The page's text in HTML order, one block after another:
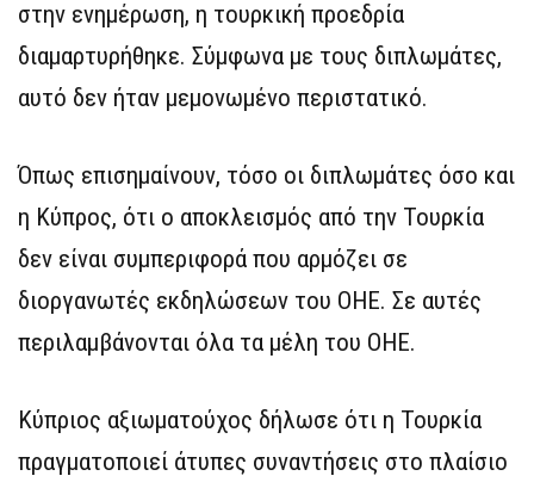
στην ενημέρωση, η τουρκική προεδρία
διαμαρτυρήθηκε. Σύμφωνα με τους διπλωμάτες,
αυτό δεν ήταν μεμονωμένο περιστατικό.
Όπως επισημαίνουν, τόσο οι διπλωμάτες όσο και
η Κύπρος, ότι ο αποκλεισμός από την Τουρκία
δεν είναι συμπεριφορά που αρμόζει σε
διοργανωτές εκδηλώσεων του ΟΗΕ. Σε αυτές
περιλαμβάνονται όλα τα μέλη του ΟΗΕ.
Κύπριος αξιωματούχος δήλωσε ότι η Τουρκία
πραγματοποιεί άτυπες συναντήσεις στο πλαίσιο